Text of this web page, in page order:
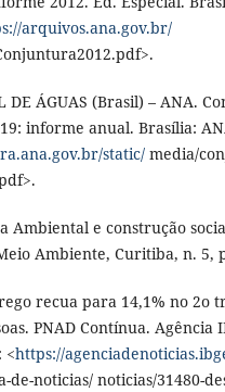
arquivos.ana.gov.br/
DE ÁGUAS (Brasil) – ANA.
informe anual. Brasília:
static/ media/
Ambiental e construção
Ambiente, Curitiba, n. 5,
recua para 14,1% no 2o
PNAD Contínua. Agência
<https://
de-noticias/ noticias/31480-